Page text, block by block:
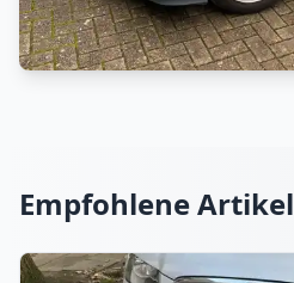
Empfohlene Artikel